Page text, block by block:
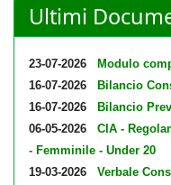
Ultimi
23-07-2026
Modulo
16-07-2026
Bilancio
16-07-2026
Bilancio
06-05-2026
CIA -
- Femminile - Under 20
19-03-2026
Verbale